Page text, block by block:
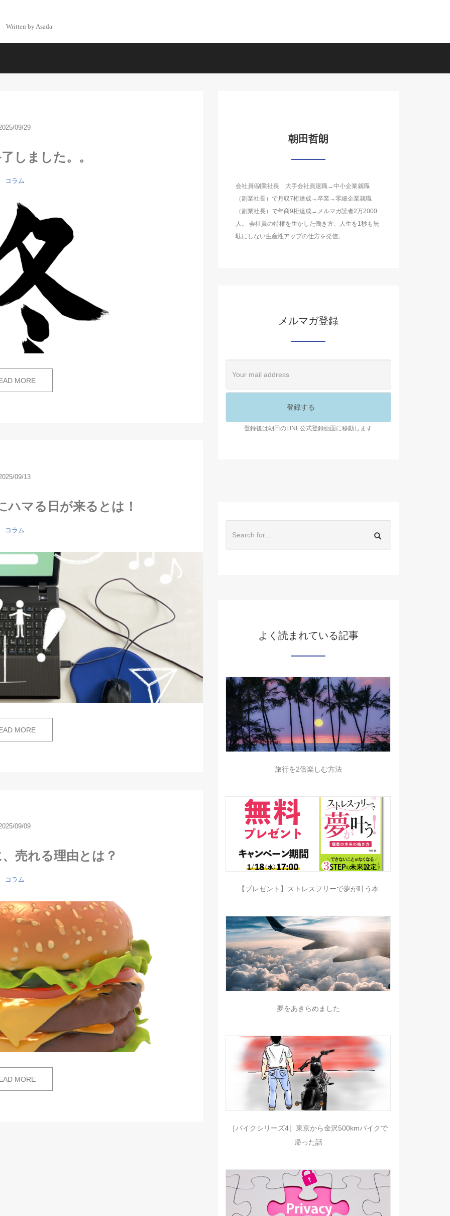
Written by Asada
09/29
しました。。
コラム
MORE
09/13
マる日が来るとは！
コラム
MORE
09/09
売れる理由とは？
コラム
MORE
朝田哲朗
会社員/副業社長 大手会社員退職→中小企業就職
（副業社長）で月収7桁達成→卒業→零細企業就職
（副業社長）で年商9桁達成→メルマガ読者2万2000
人。 会社員の特権を生かした働き方、人生を1秒も無
駄にしない生産性アップの仕方を発信。
メルマガ登録
登録後は朝田のLINE公式登録画面に移動します
よく読まれている記事
旅行を2倍楽しむ方法
【プレゼント】ストレスフリーで夢が叶う本
夢をあきらめました
［バイクシリーズ4］東京から金沢500kmバイクで
帰った話